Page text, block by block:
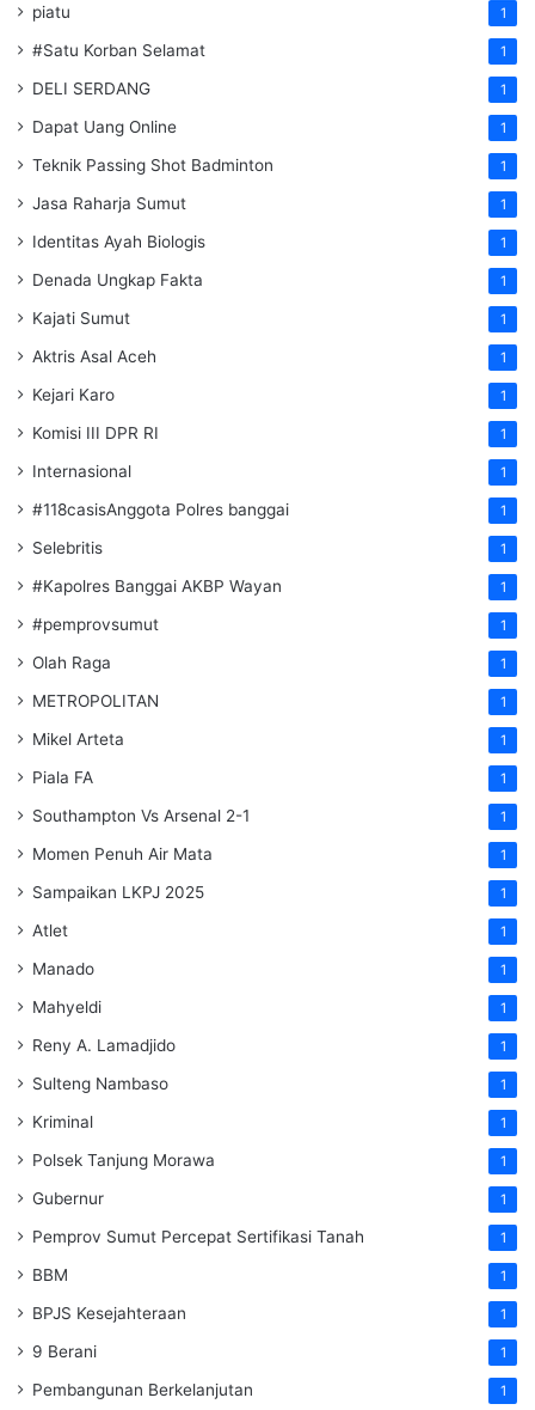
piatu 1
#Satu Korban Selamat 1
DELI SERDANG 1
Dapat Uang Online 1
Teknik Passing Shot Badminton 1
Jasa Raharja Sumut 1
Identitas Ayah Biologis 1
Denada Ungkap Fakta 1
Kajati Sumut 1
Aktris Asal Aceh 1
Kejari Karo 1
Komisi III DPR RI 1
Internasional 1
#118casisAnggota Polres banggai 1
Selebritis 1
#Kapolres Banggai AKBP Wayan 1
#pemprovsumut 1
Olah Raga 1
METROPOLITAN 1
Mikel Arteta 1
Piala FA 1
Southampton Vs Arsenal 2-1 1
Momen Penuh Air Mata 1
Sampaikan LKPJ 2025 1
Atlet 1
Manado 1
Mahyeldi 1
Reny A. Lamadjido 1
Sulteng Nambaso 1
Kriminal 1
Polsek Tanjung Morawa 1
Gubernur 1
Pemprov Sumut Percepat Sertifikasi Tanah 1
BBM 1
BPJS Kesejahteraan 1
9 Berani 1
Pembangunan Berkelanjutan 1